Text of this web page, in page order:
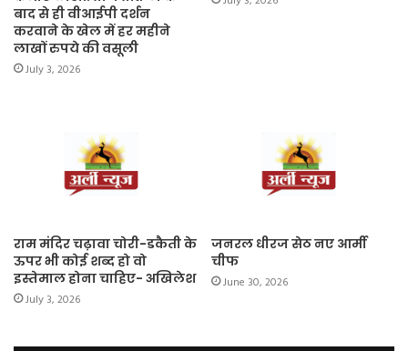
बाद से ही वीआईपी दर्शन
करवाने के खेल में हर महीने
लाखों रुपये की वसूली
July 3, 2026
राम मंदिर चढ़ावा चोरी-डकैती के
ऊपर भी कोई शब्द हो वो
इस्तेमाल होना चाहिए- अखिलेश
July 3, 2026
जनरल धीरज सेठ नए आर्मी
चीफ
June 30, 2026